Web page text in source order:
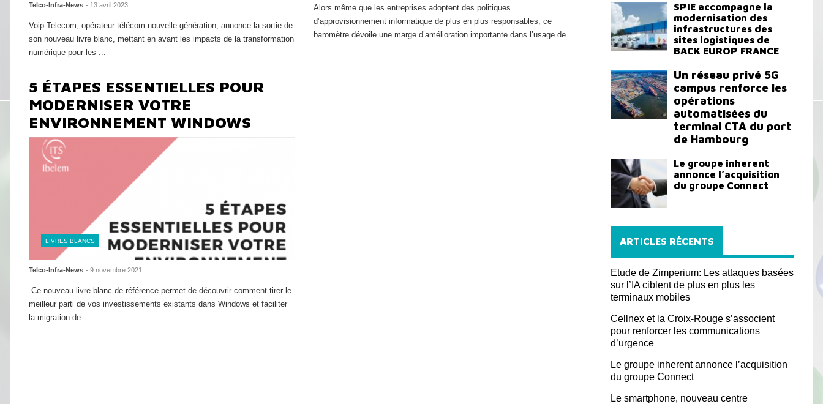
Telco-Infra-News - 13 avril 2023
Voip Telecom, opérateur télécom nouvelle génération, annonce la sortie de
son nouveau livre blanc, mettant en avant les impacts de la transformation
numérique pour les ...
Alors même que les entreprises adoptent des politiques
d’approvisionnement informatique de plus en plus responsables, ce
baromètre dévoile une marge d’amélioration importante dans l’usage de ...
5 ÉTAPES ESSENTIELLES POUR
MODERNISER VOTRE
ENVIRONNEMENT WINDOWS
LIVRES BLANCS
Telco-Infra-News - 9 novembre 2021
Ce nouveau livre blanc de référence permet de découvrir comment tirer le
meilleur parti de vos investissements existants dans Windows et faciliter
la migration de ...
SPIE accompagne la
modernisation des
infrastructures des
sites logistiques de
BACK EUROP FRANCE
Un réseau privé 5G
campus renforce les
opérations
automatisées du
terminal CTA du port
de Hambourg
Le groupe inherent
annonce l’acquisition
du groupe Connect
ARTICLES RÉCENTS
Etude de Zimperium: Les attaques basées
sur l’IA ciblent de plus en plus les
terminaux mobiles
Cellnex et la Croix-Rouge s’associent
pour renforcer les communications
d’urgence
Le groupe inherent annonce l’acquisition
du groupe Connect
Le smartphone, nouveau centre